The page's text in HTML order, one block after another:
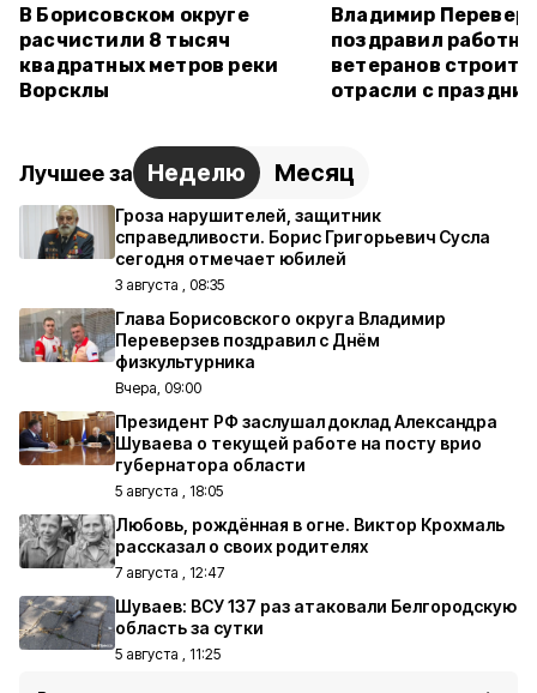
В Борисовском округе
расчистили 8 тысяч
квадратных метров реки
Ворсклы
Владимир
поздравил
ветеранов
отрасли с
Лучшее за Неделю Месяц
Гроза нарушителей, защитник
справедливости. Борис Григорьевич Сусла
сегодня отмечает юбилей
3 августа , 08:35
Глава Борисовского округа Владимир
Переверзев поздравил с Днём
физкультурника
Вчера, 09:00
Президент РФ заслушал доклад Александра
Шуваева о текущей работе на посту врио
губернатора области
5 августа , 18:05
Любовь, рождённая в огне. Виктор Крохмаль
рассказал о своих родителях
7 августа , 12:47
Шуваев: ВСУ 137 раз атаковали Белгородскую
область за сутки
5 августа , 11:25